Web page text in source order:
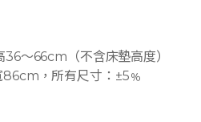
～66cm（不含床墊高度）
86cm，所有尺寸：±5﹪